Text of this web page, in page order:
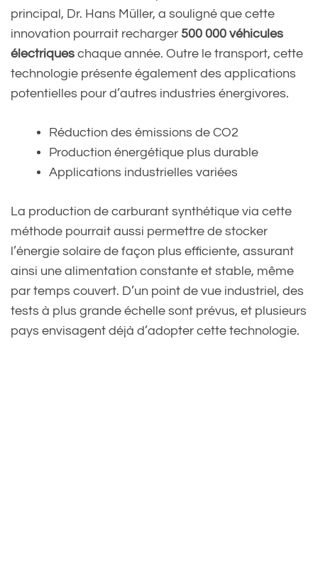
principal, Dr. Hans Müller, a souligné que cette
innovation pourrait recharger 500 000 véhicules
électriques chaque année. Outre le transport, cette
technologie présente également des applications
potentielles pour d’autres industries énergivores.
Réduction des émissions de CO2
Production énergétique plus durable
Applications industrielles variées
La production de carburant synthétique via cette
méthode pourrait aussi permettre de stocker
l’énergie solaire de façon plus efficiente, assurant
ainsi une alimentation constante et stable, même
par temps couvert. D’un point de vue industriel, des
tests à plus grande échelle sont prévus, et plusieurs
pays envisagent déjà d’adopter cette technologie.